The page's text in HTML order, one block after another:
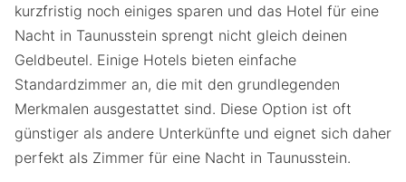
kurzfristig noch einiges sparen und das Hotel für eine
Nacht in Taunusstein sprengt nicht gleich deinen
Geldbeutel. Einige Hotels bieten einfache
Standardzimmer an, die mit den grundlegenden
Merkmalen ausgestattet sind. Diese Option ist oft
günstiger als andere Unterkünfte und eignet sich daher
perfekt als Zimmer für eine Nacht in Taunusstein.